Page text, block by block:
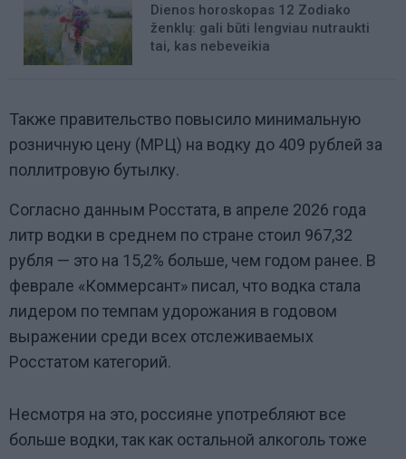
Dienos horoskopas 12 Zodiako
ženklų: gali būti lengviau nutraukti
tai, kas nebeveikia
Также правительство повысило минимальную
розничную цену (МРЦ) на водку до 409 рублей за
поллитровую бутылку.
Согласно данным Росстата, в апреле 2026 года
литр водки в среднем по стране стоил 967,32
рубля — это на 15,2% больше, чем годом ранее. В
феврале «Коммерсант» писал, что водка стала
лидером по темпам удорожания в годовом
выражении среди всех отслеживаемых
Росстатом категорий.
Несмотря на это, россияне употребляют все
больше водки, так как остальной алкоголь тоже